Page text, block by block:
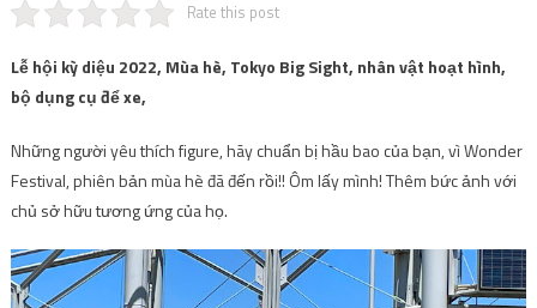
Rate this post
Lễ hội kỳ diệu 2022, Mùa hè, Tokyo Big Sight, nhân vật hoạt hình,
bộ dụng cụ để xe,
Những người yêu thích figure, hãy chuẩn bị hầu bao của bạn, vì Wonder
Festival, phiên bản mùa hè đã đến rồi!! Ôm lấy mình! Thêm bức ảnh với
chủ sở hữu tương ứng của họ.